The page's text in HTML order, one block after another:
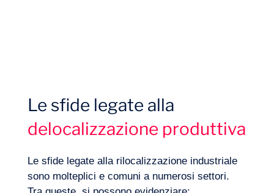
Competenze
Le sfide legate alla
delocalizzazione produttiva
Le sfide legate alla rilocalizzazione industriale
sono molteplici e comuni a numerosi settori.